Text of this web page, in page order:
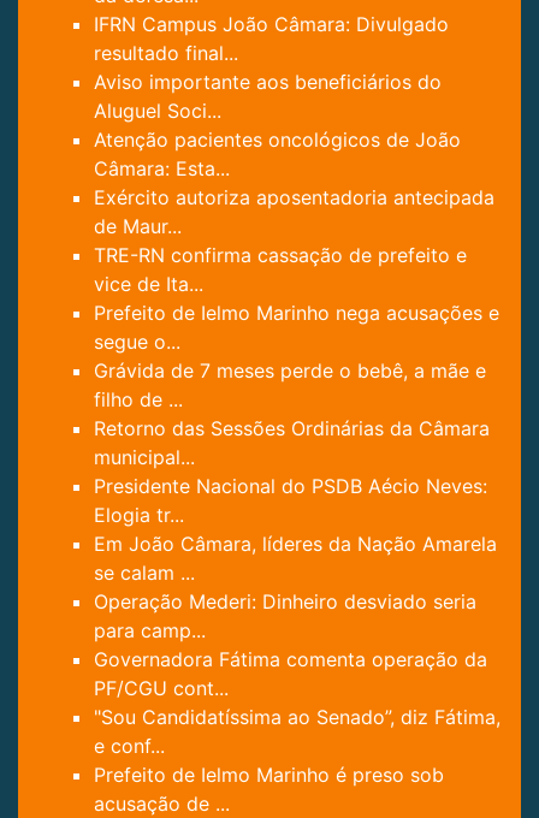
IFRN Campus João Câmara: Divulgado
resultado final...
Aviso importante aos beneficiários do
Aluguel Soci...
Atenção pacientes oncológicos de João
Câmara: Esta...
Exército autoriza aposentadoria antecipada
de Maur...
TRE-RN confirma cassação de prefeito e
vice de Ita...
Prefeito de Ielmo Marinho nega acusações e
segue o...
Grávida de 7 meses perde o bebê, a mãe e
filho de ...
Retorno das Sessões Ordinárias da Câmara
municipal...
Presidente Nacional do PSDB Aécio Neves:
Elogia tr...
Em João Câmara, líderes da Nação Amarela
se calam ...
Operação Mederi: Dinheiro desviado seria
para camp...
Governadora Fátima comenta operação da
PF/CGU cont...
"Sou Candidatíssima ao Senado”, diz Fátima,
e conf...
Prefeito de Ielmo Marinho é preso sob
acusação de ...